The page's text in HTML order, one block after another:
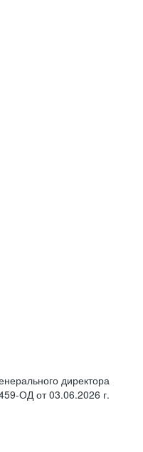
директора
ОД от 03.06.2026 г.